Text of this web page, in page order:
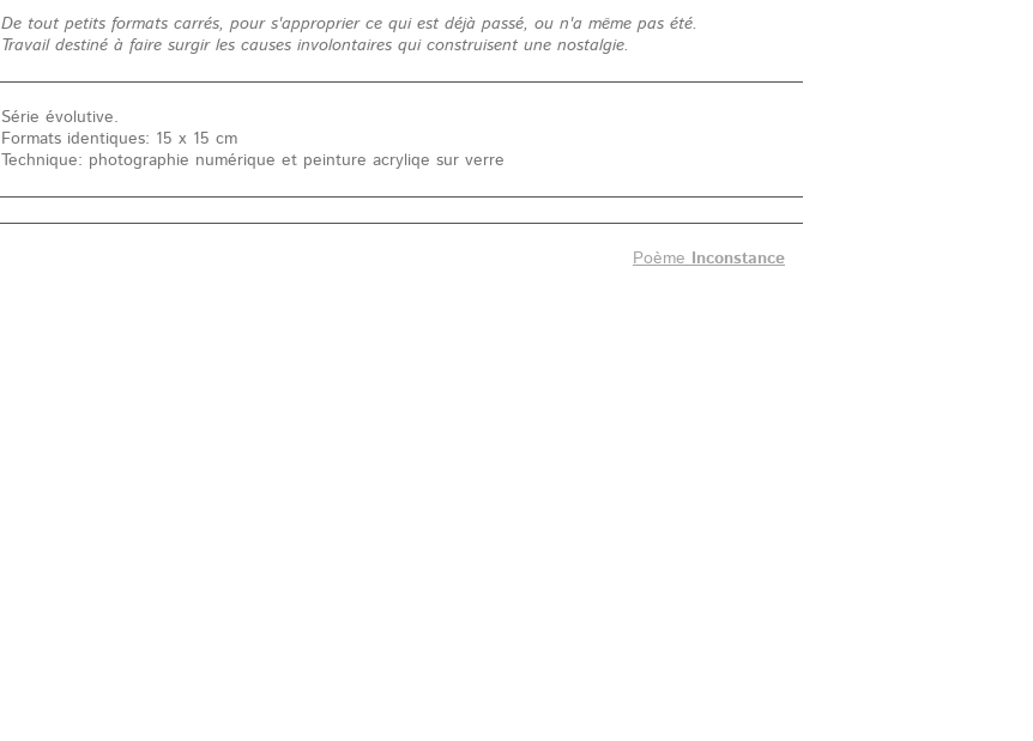
De tout petits formats carrés, pour s'approprier ce qui est déjà passé, ou n'a même pas été.
Travail destiné à faire surgir les causes involontaires qui construisent une nostalgie.
Série évolutive.
Formats identiques: 15 x 15 cm
Technique: photographie numérique et peinture acryliqe sur verre
PoèmeInconstance